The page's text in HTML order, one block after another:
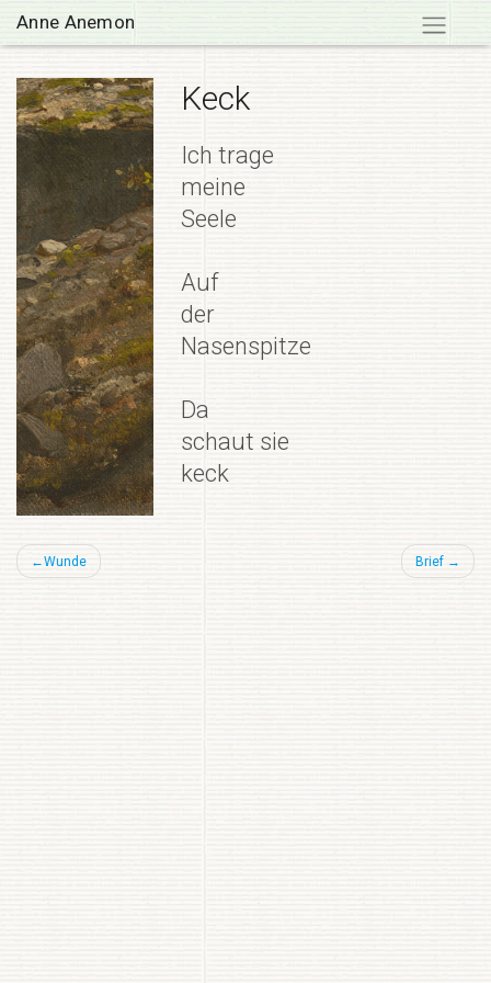
content
Anne Anemon
Keck
Ich trage
meine
Seele
Auf
der
Nasenspitze
Da
schaut sie
keck
Beitragsnavigation
Wunde Brief